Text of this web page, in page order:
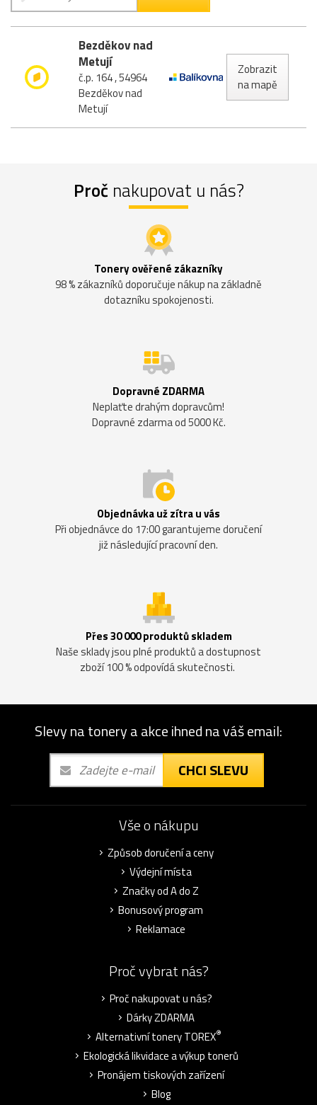
Bezděkov nad
Metují
č.p. 164 , 54964
Bezděkov nad
Metují
Zobrazit
na mapě
Proč nakupovat u nás?
Tonery ověřené zákazníky
98 % zákazníků doporučuje nákup na základně
dotazníku spokojenosti.
Dopravné ZDARMA
Neplaťte drahým dopravcům!
Dopravné zdarma od 5000 Kč.
Objednávka už zítra u vás
Při objednávce do 17:00 garantujeme doručení
již následující pracovní den.
Přes 30 000 produktů skladem
Naše sklady jsou plné produktů a dostupnost
zboží 100 % odpovídá skutečnosti.
Slevy na tonery a akce ihned na váš email:
CHCI SLEVU
Vše o nákupu
Způsob doručení a ceny
Výdejní místa
Značky od A do Z
Bonusový program
Reklamace
Proč vybrat nás?
Proč nakupovat u nás?
Dárky ZDARMA
Alternativní tonery TOREX®
Ekologická likvidace a výkup tonerů
Pronájem tiskových zařízení
Blog